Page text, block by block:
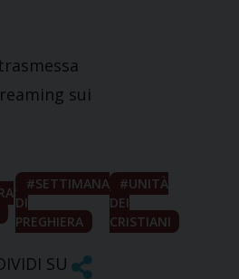
sui
SETTIMANA
DI
PREGHIERA
UNITÀ
DEI
CRISTIANI
SU